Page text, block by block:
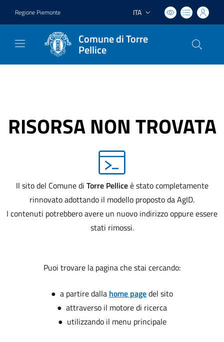
Regione Piemonte Lingua attiva:
ITA
Comune di Torre
Pellice
RISORSA NON TROVATA
Il sito del Comune di Torre Pelliceè stato completamente
rinnovato adottando il modello proposto da AgID.
I contenuti potrebbero avere un nuovo indirizzo oppure essere
stati rimossi.
Puoi trovare la pagina che stai cercando:
● a partire dalla home pagedel sito
● attraverso il motore di ricerca
● utilizzando il menu principale